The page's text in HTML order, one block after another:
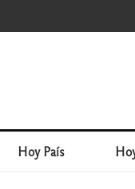
Hoy País